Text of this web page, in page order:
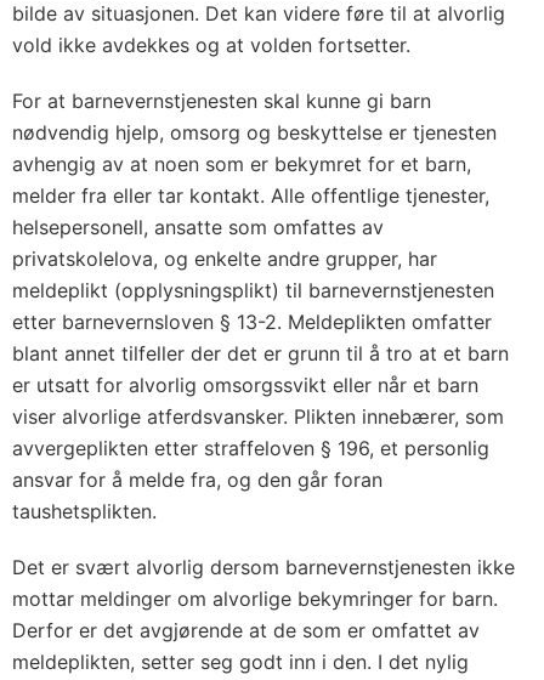
bilde av situasjonen. Det kan videre føre til at alvorlig
vold ikke avdekkes og at volden fortsetter.
For at barnevernstjenesten skal kunne gi barn
nødvendig hjelp, omsorg og beskyttelse er tjenesten
avhengig av at noen som er bekymret for et barn,
melder fra eller tar kontakt. Alle offentlige tjenester,
helsepersonell, ansatte som omfattes av
privatskolelova, og enkelte andre grupper, har
meldeplikt (opplysningsplikt) til barnevernstjenesten
etter barnevernsloven § 13-2. Meldeplikten omfatter
blant annet tilfeller der det er grunn til å tro at et barn
er utsatt for alvorlig omsorgssvikt eller når et barn
viser alvorlige atferdsvansker. Plikten innebærer, som
avvergeplikten etter straffeloven § 196, et personlig
ansvar for å melde fra, og den går foran
taushetsplikten.
Det er svært alvorlig dersom barnevernstjenesten ikke
mottar meldinger om alvorlige bekymringer for barn.
Derfor er det avgjørende at de som er omfattet av
meldeplikten, setter seg godt inn i den. I det nylig